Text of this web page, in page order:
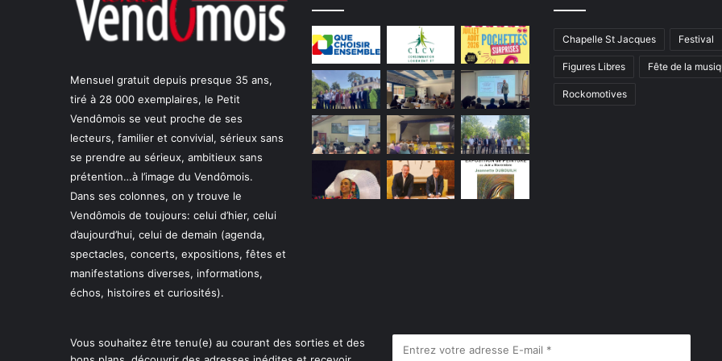
…
à
O
u
z
o
u
e
r
-
h
Mensuel gratuit depuis presque 35 ans,
tiré à 28 000 exemplaires, le Petit
Vendômois se veut proche de ses
lecteurs, familier et convivial, sérieux sans
se prendre au sérieux, ambitieux sans
prétention…à l’image du Vendômois.
Dans ses colonnes, on y trouve le
Vendômois de toujours: celui d’hier, celui
d’aujourd’hui, celui de demain (agenda,
spectacles, concerts, expositions, fêtes et
manifestations diverses, informations,
échos, histoires et curiosités).
Chapelle St Jacques Festival
Figures Libres Fête de la
Rockomotives
Vous souhaitez être tenu(e) au courant des sorties et des